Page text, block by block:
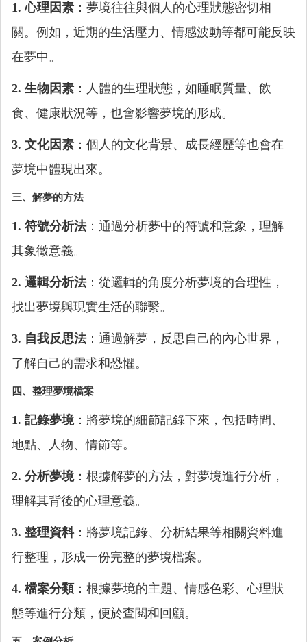
1. 心理因素 ：夢境往往與個人的心理狀態密切相
關。例如，近期的生活壓力、情感波動等都可能反映
在夢中。
2. 生物因素 ：人體的生理狀態，如睡眠質量、飲
食、健康狀況等，也會影響夢境的形成。
3. 文化因素 ：個人的文化背景、成長經歷等也會在
夢境中體現出來。
三、解夢的方法
1. 符號分析法：通過分析夢中的符號和意象，理解
其象徵意義。
2. 邏輯分析法：從邏輯的角度分析夢境的合理性，
找出夢境與現實生活的聯繫。
3. 自我反思法：通過解夢，反思自己的內心世界，
了解自己的需求和恐懼。
四、整理夢境檔案
1. 記錄夢境：將夢境的細節記錄下來，包括時間、
地點、人物、情節等。
2. 分析夢境：根據解夢的方法，對夢境進行分析，
理解其背後的心理意義。
3. 整理資料：將夢境記錄、分析結果等相關資料進
行整理，形成一份完整的夢境檔案。
4. 檔案分類 ：根據夢境的主題、情感色彩、心理狀
態等進行分類，便於查閱和回顧。